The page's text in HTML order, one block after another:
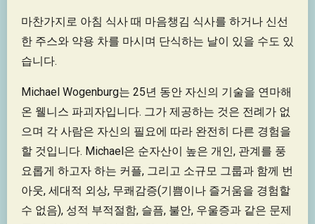
마찬가지로 아침 식사 때 마음챙김 식사를 하거나 신선
한 주스와 약용 차를 마시며 단식하는 날이 있을 수도 있
습니다.
Michael Wogenburg는 25년 동안 자신의 기술을 연마해
온 웰니스 파괴자입니다. 그가 제공하는 것은 전례가 없
으며 각 사람은 자신의 필요에 따라 완전히 다른 경험을
할 것입니다. Michael은 순자산이 높은 개인, 관계를 풍
요롭게 하고자 하는 커플, 그리고 소규모 그룹과 함께 번
아웃, 세대적 외상, 무쾌감증(기쁨이나 즐거움을 경험할
수 없음), 성적 부적절함, 슬픔, 불안, 우울증과 같은 문제